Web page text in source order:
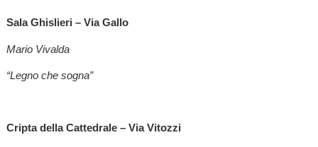
Sala Ghislieri – Via Gallo
Mario Vivalda
“Legno che sogna”
Cripta della Cattedrale – Via Vitozzi